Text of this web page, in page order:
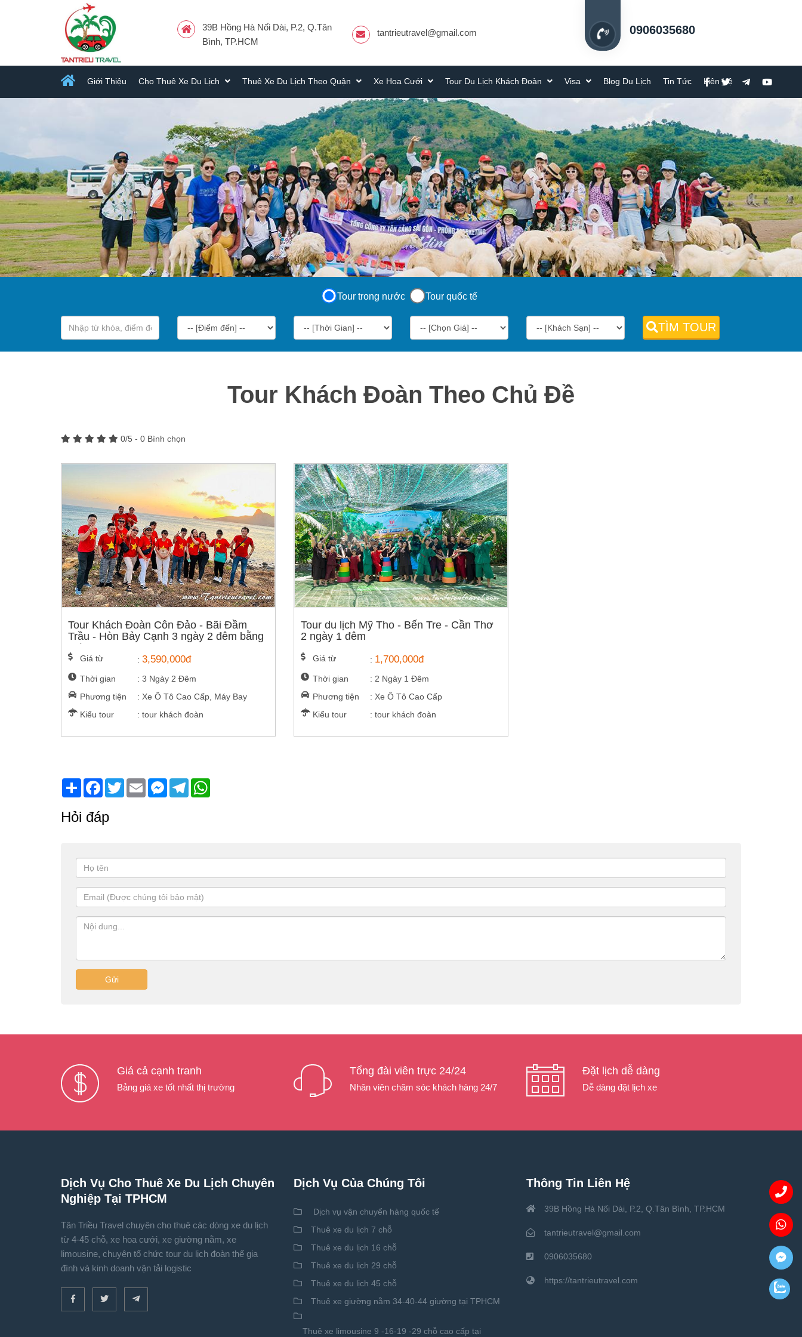
39B Hồng Hà Nối Dài, P.2, Q.Tân
Bình, TP.HCM
tantrieutravel@gmail.com 0906035680
Giới Thiệu Cho Thuê Xe Du Lịch Thuê Xe Du Lịch Theo Quận Xe Hoa Cưới Tour Du Lịch Khách Đoàn Visa Blog Du Lịch Tin Tức Liên Hệ
Tour trong nước Tour quốc tế
TÌM TOUR
Tour Khách Đoàn Theo Chủ Đề
0/5 - 0 Bình chọn
Tour Khách Đoàn Côn Đảo - Bãi Đầm
Trầu - Hòn Bảy Cạnh 3 ngày 2 đêm bằng
máy bay
Giá từ : 3,590,000đ
Thời gian
: 3 Ngày 2 Đêm
Phương tiện
: Xe Ô Tô Cao Cấp, Máy Bay
Kiểu tour
: tour khách đoàn
Tour du lịch Mỹ Tho - Bến Tre - Cần Thơ
2 ngày 1 đêm
Giá từ : 1,700,000đ
Thời gian
: 2 Ngày 1 Đêm
Phương tiện
: Xe Ô Tô Cao Cấp
Kiểu tour
: tour khách đoàn
Share Facebook
TwitterEmail Messenger
Telegram
Hỏi đáp
Gửi
Giá cả cạnh tranh
Bảng giá xe tốt nhất thị trường
Tổng đài viên trực 24/24
Nhân viên chăm sóc khách hàng 24/7
Đặt lịch dễ dàng
Dễ dàng đặt lịch xe
Dịch Vụ Cho Thuê Xe Du Lịch Chuyên
Nghiệp Tại TPHCM
Tân Triều Travel chuyên cho thuê các dòng xe du lịch
từ 4-45 chỗ, xe hoa cưới, xe giường nằm, xe
limousine, chuyên tổ chức tour du lịch đoàn thể gia
đình và kinh doanh vận tải logistic
Dịch Vụ Của Chúng Tôi
Dịch vụ vận chuyển hàng quốc tế
Thuê xe du lịch 7 chỗ
Thuê xe du lịch 16 chỗ
Thuê xe du lịch 29 chỗ
Thuê xe du lịch 45 chỗ
Thuê xe giường nằm 34-40-44 giường tại TPHCM
Thuê xe limousine 9 -16-19 -29 chỗ cao cấp tại
Thông Tin Liên Hệ
39B Hồng Hà Nối Dài, P.2, Q.Tân Bình, TP.HCM
tantrieutravel@gmail.com
0906035680
https://tantrieutravel.com